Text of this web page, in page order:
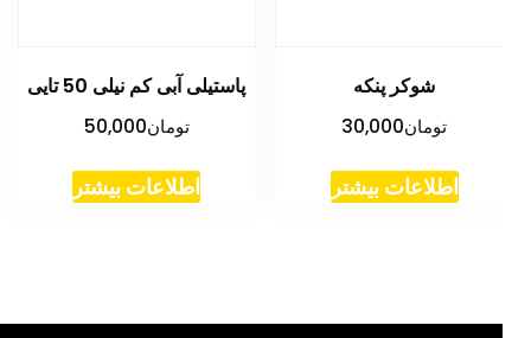
شوکر پنکه
تومان30,000
اطلاعات بیشتر
پاستیلی آبی کم نیلی 50 تایی
تومان50,000
اطلاعات بیشتر